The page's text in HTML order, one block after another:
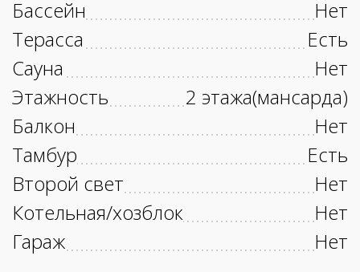
Бассейн
Нет
Терасса
Есть
Сауна
Нет
Этажность
2 этажа(мансарда)
Балкон
Нет
Тамбур
Есть
Второй свет
Нет
Котельная/хозблок
Нет
Гараж
Нет